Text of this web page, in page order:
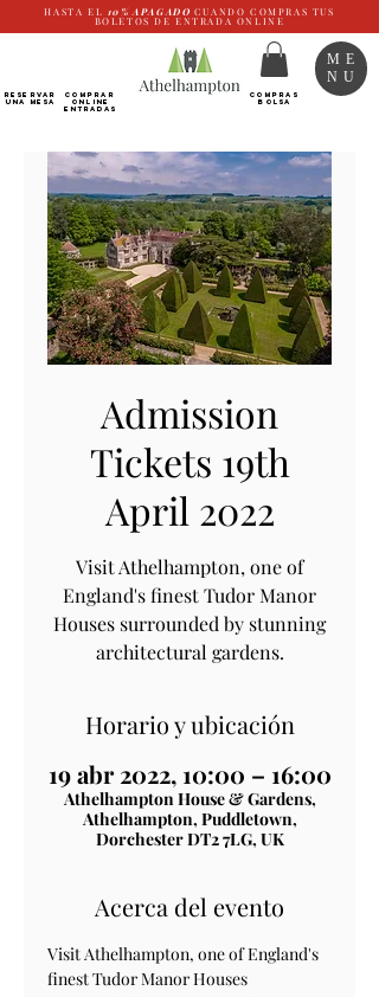
HASTA EL 10% APAGADO CUANDO COMPRAS TUS
BOLETOS DE ENTRADA ONLINE
RESERVAR
UNA MESA
Comprar
ONLINE
Entradas
COMPRAS
BOLSA
ME
NU
Admission
Tickets 19th
April 2022
Visit Athelhampton, one of
England's finest Tudor Manor
Houses surrounded by stunning
architectural gardens.
Horario y ubicación
19 abr 2022, 10:00 – 16:00
Athelhampton House & Gardens,
Athelhampton, Puddletown,
Dorchester DT2 7LG, UK
Acerca del evento
Visit Athelhampton, one of England's
finest Tudor Manor Houses